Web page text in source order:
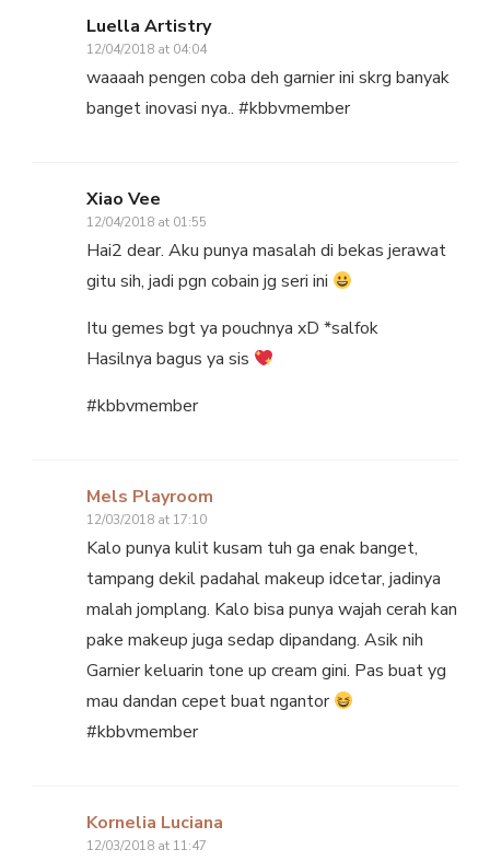
Luella Artistry
12/04/2018 at 04:04
waaaah pengen coba deh garnier ini skrg banyak
banget inovasi nya.. #kbbvmember
Xiao Vee
12/04/2018 at 01:55
Hai2 dear. Aku punya masalah di bekas jerawat
gitu sih, jadi pgn cobain jg seri ini
Itu gemes bgt ya pouchnya xD *salfok
Hasilnya bagus ya sis
#kbbvmember
Mels Playroom
12/03/2018 at 17:10
Kalo punya kulit kusam tuh ga enak banget,
tampang dekil padahal makeup idcetar, jadinya
malah jomplang. Kalo bisa punya wajah cerah kan
pake makeup juga sedap dipandang. Asik nih
Garnier keluarin tone up cream gini. Pas buat yg
mau dandan cepet buat ngantor
#kbbvmember
Kornelia Luciana
12/03/2018 at 11:47